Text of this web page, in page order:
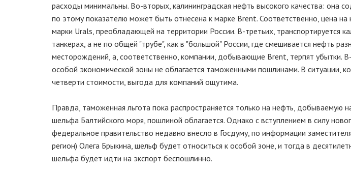
расходы минимальны. Во-вторых, калининградская нефть высокого качества: она
по этому показателю может быть отнесена к марке Brent. Соответственно, цена
марки Urals, преобладающей на территории России. В-третьих, транспортируется
танкерах, а не по общей "трубе", как в "большой" России, где смешивается нефть
месторождений, а, соответственно, компании, добывающие Brent, терпят убытки.
особой экономической зоны не облагается таможенными пошлинами. В ситуации,
четверти стоимости, выгода для компаний ощутима.
Правда, таможенная льгота пока распространяется только на нефть, добываемую
шельфа Балтийского моря, пошлиной облагается. Однако с вступлением в силу
федеральное правительство недавно внесло в Госдуму, по информации
регион) Олега Брыкина, шельф будет относиться к особой зоне, и тогда в
шельфа будет идти на экспорт беспошлинно.